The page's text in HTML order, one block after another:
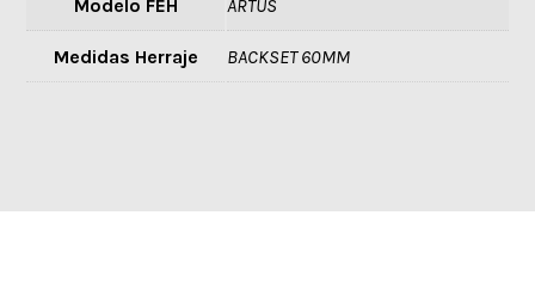
Modelo FEH ARTUS
Medidas Herraje BACKSET 60MM